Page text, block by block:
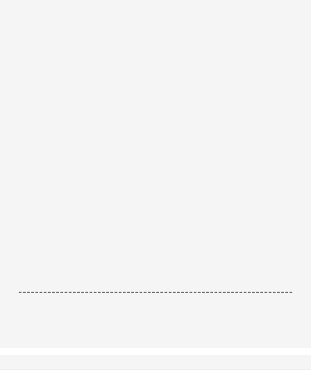
------------------------------------------------------------------